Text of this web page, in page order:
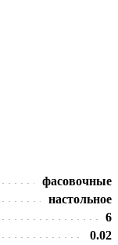
фасовочные
настольное
6
0.02